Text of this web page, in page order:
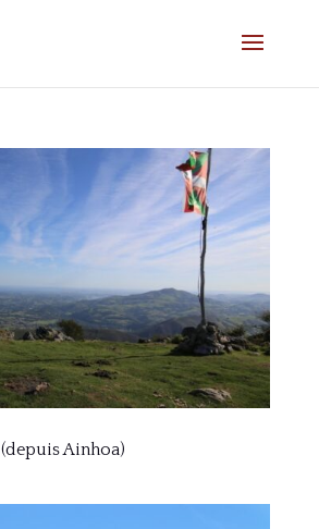
Ainhoa)